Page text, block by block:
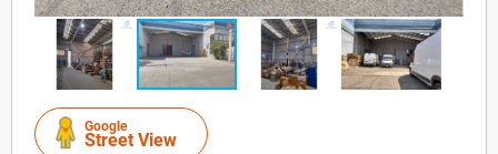
Google
Street View